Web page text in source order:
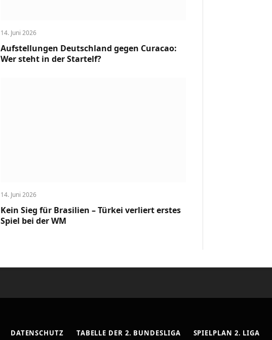
14. Juni 2026
Aufstellungen Deutschland gegen Curacao:
Wer steht in der Startelf?
14. Juni 2026
Kein Sieg für Brasilien – Türkei verliert erstes
Spiel bei der WM
DATENSCHUTZ TABELLE DER 2. BUNDESLIGA SPIELPLAN 2. LIGA